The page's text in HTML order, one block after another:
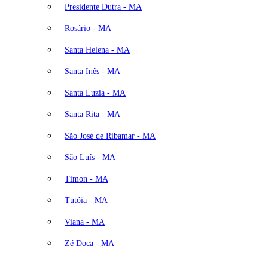
Presidente Dutra - MA
Rosário - MA
Santa Helena - MA
Santa Inês - MA
Santa Luzia - MA
Santa Rita - MA
São José de Ribamar - MA
São Luís - MA
Timon - MA
Tutóia - MA
Viana - MA
Zé Doca - MA